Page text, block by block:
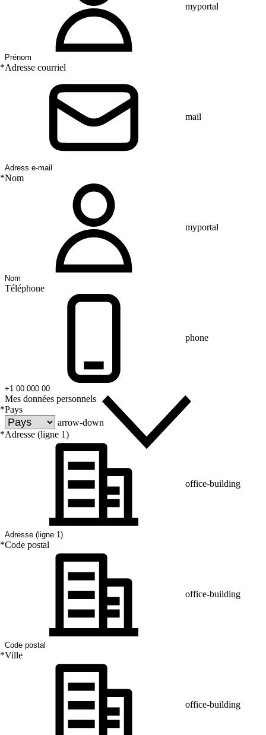
myportal
*Adresse courriel
mail
*Nom
myportal
Téléphone
phone
Mes données personnels
*Pays
arrow-down
*Adresse (ligne 1)
office-building
*Code postal
office-building
*Ville
office-building